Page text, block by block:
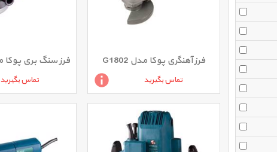
تماس بگیرید
فرز آهنگری پوکا مدل G1802
تماس بگیرید